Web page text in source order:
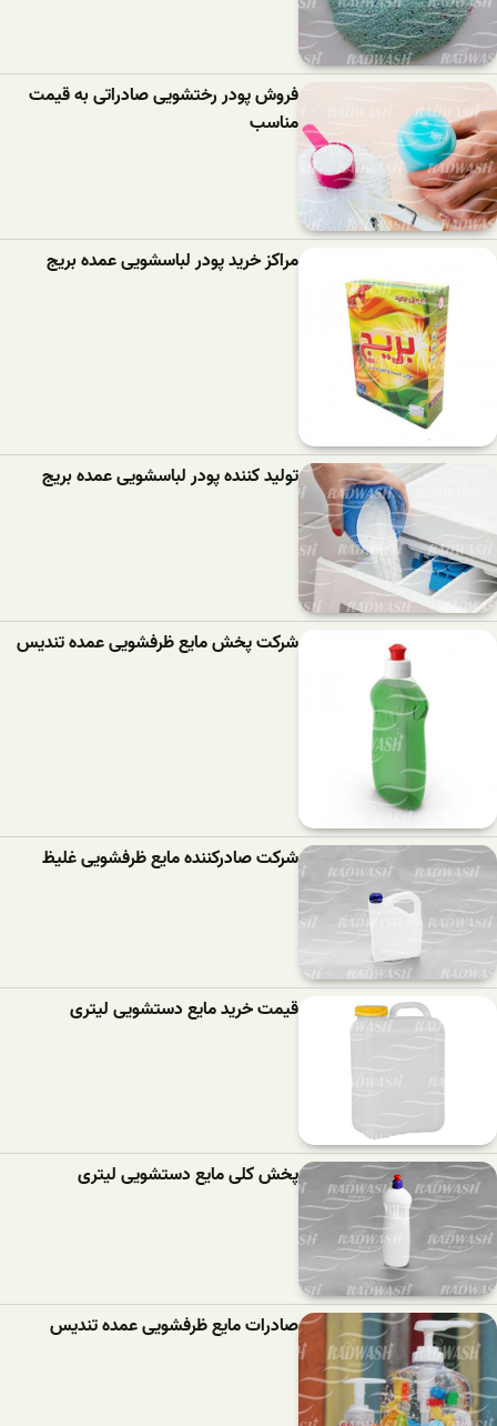
فروش پودر رختشویی صادراتی به قیمت
مناسب
مراکز خرید پودر لباسشویی عمده بریج
تولید کننده پودر لباسشویی عمده بریج
شرکت پخش مایع ظرفشویی عمده تندیس
شرکت صادرکننده مایع ظرفشویی غلیظ
قیمت خرید مایع دستشویی لیتری
پخش کلی مایع دستشویی لیتری
صادرات مایع ظرفشویی عمده تندیس